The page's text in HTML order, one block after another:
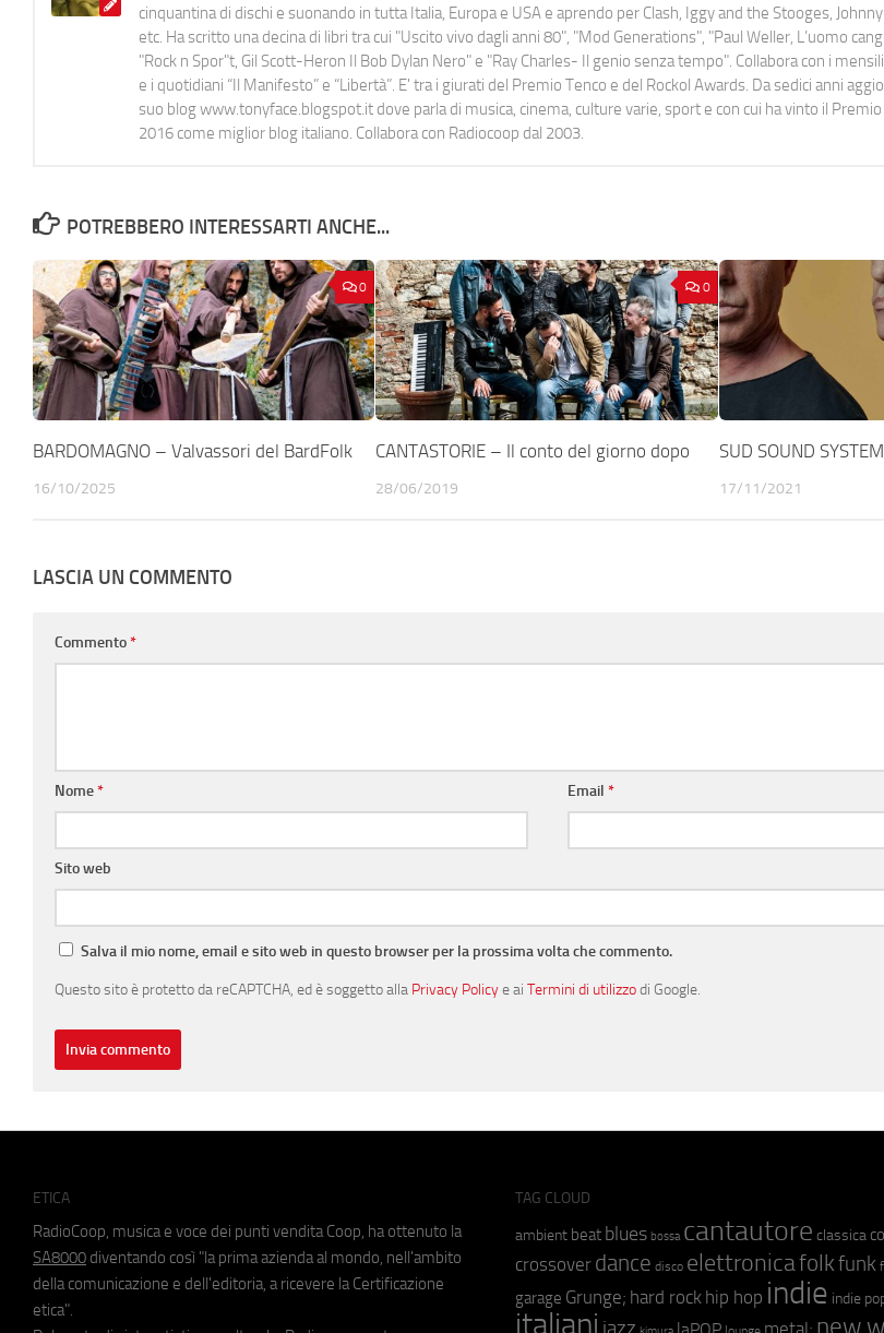
cinquantina di dischi e suonando in tutta Italia, Europa e USA e aprendo per Clash, Iggy and the Stooges,
etc. Ha scritto una decina di libri tra cui "Uscito vivo dagli anni 80", "Mod Generations", "Paul Weller, L’uomo
"Rock n Spor"t, Gil Scott-Heron Il Bob Dylan Nero" e "Ray Charles- Il genio senza tempo". Collabora con i mensili
e i quotidiani “Il Manifesto” e “Libertà”. E' tra i giurati del Premio Tenco e del Rockol Awards. Da sedici anni
suo blog www.tonyface.blogspot.it dove parla di musica, cinema, culture varie, sport e con cui ha vinto il
2016 come miglior blog italiano. Collabora con Radiocoop dal 2003.
POTREBBERO INTERESSARTI ANCHE...
0
BARDOMAGNO – Valvassori del BardFolk
16/10/2025
0
CANTASTORIE – Il conto del giorno dopo
28/06/2019
SUD SOUND
17/11/2021
LASCIA UN COMMENTO
Commento*
Nome* Email*
Sito web
Salva il mio nome, email e sito web in questo browser per la prossima volta che commento.
Questo sito è protetto da reCAPTCHA, ed è soggetto alla Privacy Policye ai Termini di utilizzodi Google.
ETICA
RadioCoop, musica e voce dei punti vendita Coop, ha ottenuto la
SA8000 diventando così "la prima azienda al mondo, nell'ambito
della comunicazione e dell'editoria, a ricevere la Certificazione
etica".
TAG CLOUD
ambient beat blues bossa cantautore classica
crossover dance disco elettronicafolkfunk
garage Grunge; hard rock hip hop indie indie
italiani jazz laPOP metal; new